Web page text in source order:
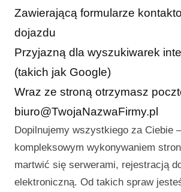
Zawierającą formularze
dojazdu
Przyjazną dla wyszukiwarek
(takich jak Google)
Wraz ze stroną otrzymasz
biuro@TwojaNazwaFirmy.pl
Dopilnujemy wszystkiego za Ciebie
kompleksowym wykonywaniem
martwić się serwerami, rejestracją
elektroniczną. Od takich spraw